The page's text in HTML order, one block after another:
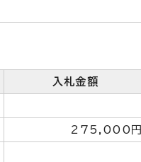
入札金額
275,000円